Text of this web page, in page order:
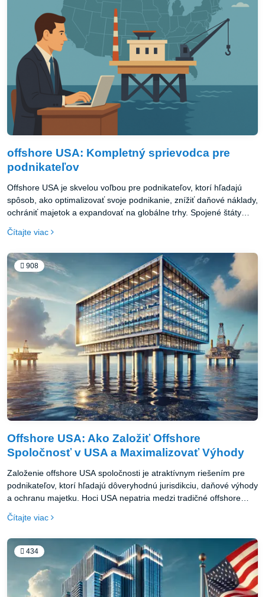
offshore USA: Kompletný sprievodca pre
podnikateľov
Offshore USA je skvelou voľbou pre podnikateľov, ktorí hľadajú
spôsob, ako optimalizovať svoje podnikanie, znížiť daňové náklady,
ochrániť majetok a expandovať na globálne trhy. Spojené štáty
rýchly a jednoduchý proces registrácie, čo z nich robí ideálnu
vám poskytne prístup k mnohým výhodám, ktoré zjednodušia vaše
podnikanie a umožnia vám dosiahnuť úspech na medzinárodnej
úrovni. Ak sa rozhodnete založiť offshore firmu USA, odporúčame
vám spolupracovať s odborníkmi na offshore podnikanie, ktorí vám
pomôžu optimalizovať proces zakladania a správu vašej
spoločnosti.
Čítajte viac
908
Offshore USA: Ako Založiť Offshore
Spoločnosť v USA a Maximalizovať Výhody
Založenie offshore USA spoločnosti je atraktívnym riešením pre
podnikateľov, ktorí hľadajú dôveryhodnú jurisdikciu, daňové výhody
a ochranu majetku. Hoci USA nepatria medzi tradičné offshore
ideálne podmienky pre zahraničných podnikateľov. Ak zvažujete
právne a daňové aspekty, aby ste mohli naplno využiť výhody
offshore podnikania. S dobre nastavenou stratégiou môže byť
offshore USA výbornou voľbou pre globálne podnikanie.
Čítajte viac
434